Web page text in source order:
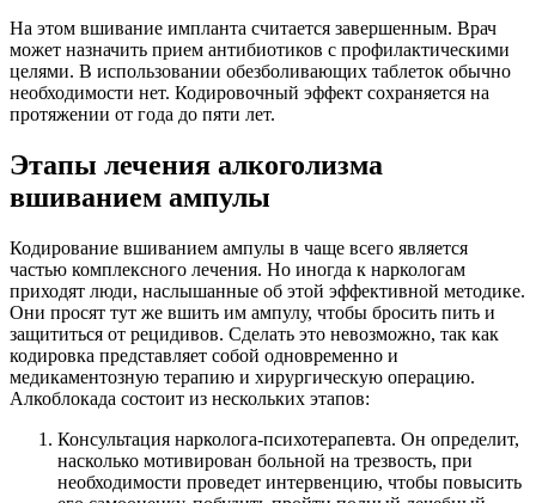
На этом вшивание импланта считается завершенным. Врач
может назначить прием антибиотиков с профилактическими
целями. В использовании обезболивающих таблеток обычно
необходимости нет. Кодировочный эффект сохраняется на
протяжении от года до пяти лет.
Этапы лечения алкоголизма
вшиванием ампулы
Кодирование вшиванием ампулы в чаще всего является
частью комплексного лечения. Но иногда к наркологам
приходят люди, наслышанные об этой эффективной методике.
Они просят тут же вшить им ампулу, чтобы бросить пить и
защититься от рецидивов. Сделать это невозможно, так как
кодировка представляет собой одновременно и
медикаментозную терапию и хирургическую операцию.
Алкоблокада состоит из нескольких этапов:
Консультация нарколога-психотерапевта. Он определит,
насколько мотивирован больной на трезвость, при
необходимости проведет интервенцию, чтобы повысить